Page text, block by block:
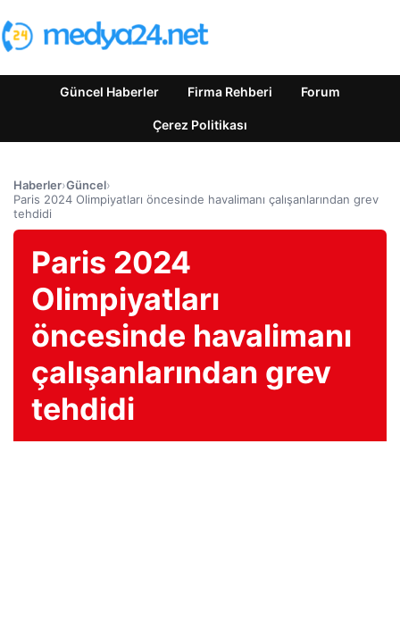
Güncel Haberler Firma Rehberi Forum
Çerez Politikası
Haberler›Güncel›
Paris 2024 Olimpiyatları öncesinde havalimanı çalışanlarından grev
tehdidi
Paris 2024
Olimpiyatları
öncesinde havalimanı
çalışanlarından grev
tehdidi